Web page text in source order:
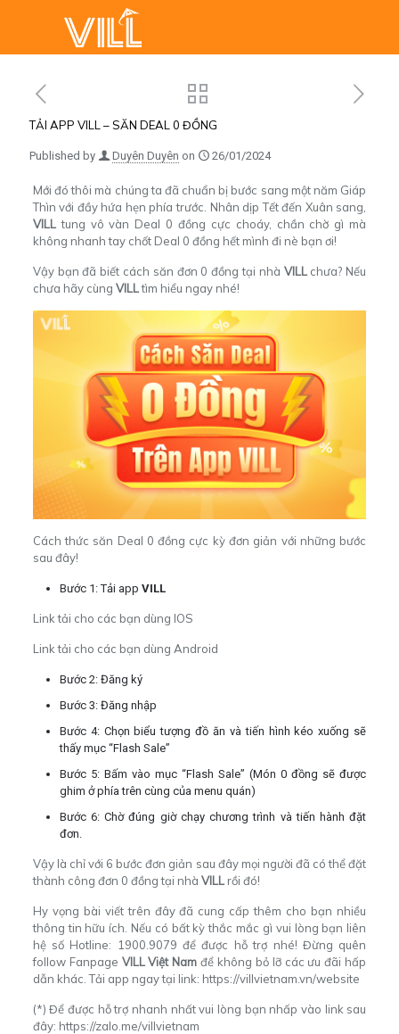
TẢI APP VILL – SĂN DEAL 0 ĐỒNG
Published by Duyên Duyên on 26/01/2024
Mới đó thôi mà chúng ta đã chuẩn bị bước sang một năm Giáp
Thìn với đầy hứa hẹn phía trước. Nhân dịp Tết đến Xuân sang,
VILLtung vô vàn Deal 0 đồng cực choáy, chần chờ gì mà
không nhanh tay chốt Deal 0 đồng hết mình đi nè bạn ơi!
Vậy bạn đã biết cách săn đơn 0 đồng tại nhà VILLchưa? Nếu
chưa hãy cùng VILLtìm hiểu ngay nhé!
Cách thức săn Deal 0 đồng cực kỳ đơn giản với những bước
sau đây!
Bước 1: Tải app VILL
Link tải cho các bạn dùng IOS
Link tải cho các bạn dùng Android
Bước 2: Đăng ký
Bước 3: Đăng nhập
Bước 4: Chọn biểu tượng đồ ăn và tiến hình kéo xuống sẽ
thấy mục “Flash Sale”
Bước 5: Bấm vào mục “Flash Sale” (Món 0 đồng sẽ được
ghim ở phía trên cùng của menu quán)
Bước 6: Chờ đúng giờ chạy chương trình và tiến hành đặt
đơn.
Vậy là chỉ với 6 bước đơn giản sau đây mọi người đã có thể đặt
thành công đơn 0 đồng tại nhà VILL rồi đó!
Hy vọng bài viết trên đây đã cung cấp thêm cho bạn nhiều
thông tin hữu ích. Nếu có bất kỳ thắc mắc gì vui lòng bạn liên
hệ số Hotline: 1900.9079 để được hỗ trợ nhé! Đừng quên
follow Fanpage VILL Việt Nam để không bỏ lỡ các ưu đãi hấp
dẫn khác. Tải app ngay tại link: https://villvietnam.vn/website
(*) Để được hỗ trợ nhanh nhất vui lòng bạn nhấp vào link sau
đây: https://zalo.me/villvietnam